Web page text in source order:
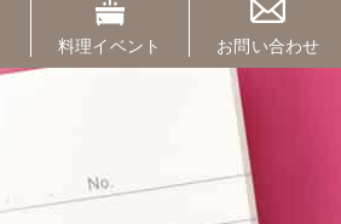
料理イベント お問い合わせ